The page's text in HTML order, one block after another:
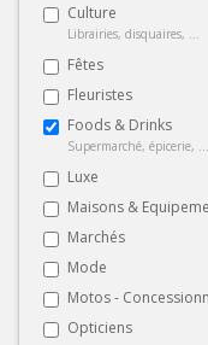
Culture
Librairies, disquaires, ...
Fêtes
Fleuristes
Foods & Drinks
Supermarché, épicerie, ...
Luxe
Maisons &
Marchés
Mode
Motos -
Opticiens